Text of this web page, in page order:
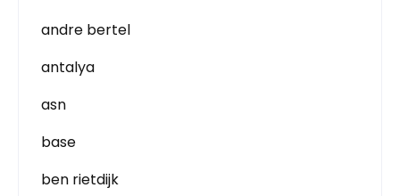
andre bertel
antalya
asn
base
ben rietdijk